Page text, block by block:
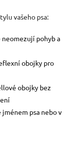
vašeho psa:
pohyb a
obojky pro
obojky bez
psa nebo v